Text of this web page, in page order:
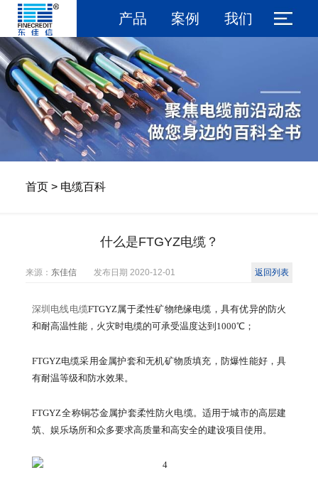
产品 案例 我们
首页 > 电缆百科
什么是FTGYZ电缆？
返回列表
来源： 东佳信发布日期 2020-12-01
深圳电线电缆FTGYZ属于柔性矿物绝缘电缆，具有优异的防火
和耐高温性能，火灾时电缆的可承受温度达到1000℃；
FTGYZ电缆采用金属护套和无机矿物质填充，防爆性能好，具
有耐温等级和防水效果。
FTGYZ 全称铜芯金属护套柔性防火电缆。适用于城市的高层建
筑、娱乐场所和众多要求高质量和高安全的建设项目使用。